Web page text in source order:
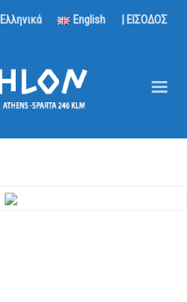
Ελληνικά English | ΕΙΣΟΔΟΣ